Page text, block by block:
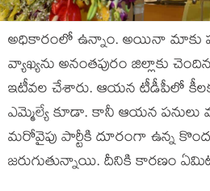
అధికారంలో ఉన్నాం. అయినా మాకు
వ్యాఖ్యను అనంతపురం జిల్లాకు
ఇటీవల చేశారు. ఆయన టీడీపీలో
ఎమ్మెల్యే కూడా. కానీ ఆయన పనులు
మరోవైపు పార్టీకి దూరంగా ఉన్న
జరుగుతున్నాయి. దీనికి కారణం